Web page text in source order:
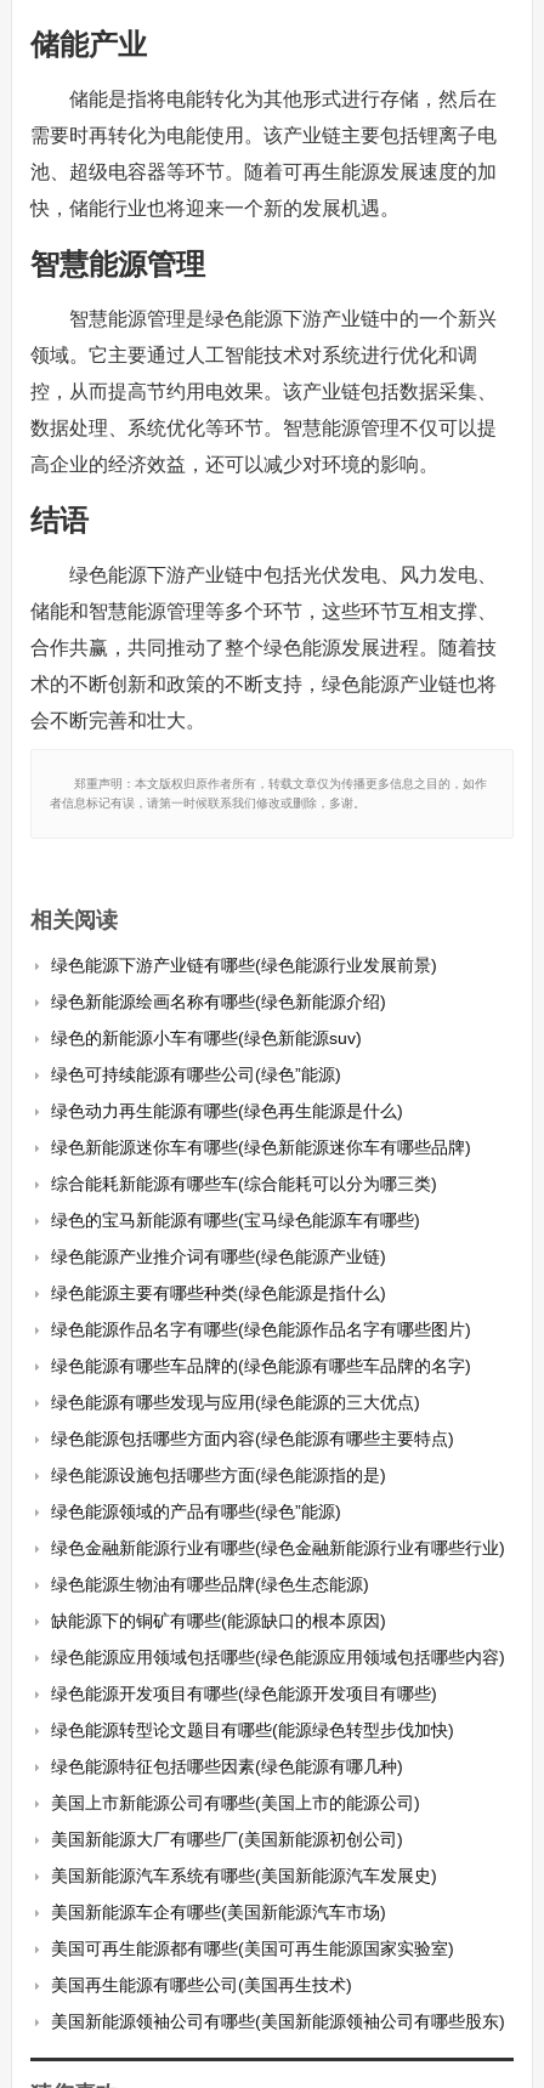
储能产业
储能是指将电能转化为其他形式进行存储，然后在
需要时再转化为电能使用。该产业链主要包括锂离子电
池、超级电容器等环节。随着可再生能源发展速度的加
快，储能行业也将迎来一个新的发展机遇。
智慧能源管理
智慧能源管理是绿色能源下游产业链中的一个新兴
领域。它主要通过人工智能技术对系统进行优化和调
控，从而提高节约用电效果。该产业链包括数据采集、
数据处理、系统优化等环节。智慧能源管理不仅可以提
高企业的经济效益，还可以减少对环境的影响。
结语
绿色能源下游产业链中包括光伏发电、风力发电、
储能和智慧能源管理等多个环节，这些环节互相支撑、
合作共赢，共同推动了整个绿色能源发展进程。随着技
术的不断创新和政策的不断支持，绿色能源产业链也将
会不断完善和壮大。
郑重声明：本文版权归原作者所有，转载文章仅为传播更多信息之目的，如作
者信息标记有误，请第一时候联系我们修改或删除，多谢。
相关阅读
绿色能源下游产业链有哪些(绿色能源行业发展前景)
绿色新能源绘画名称有哪些(绿色新能源介绍)
绿色的新能源小车有哪些(绿色新能源suv)
绿色可持续能源有哪些公司(绿色”能源)
绿色动力再生能源有哪些(绿色再生能源是什么)
绿色新能源迷你车有哪些(绿色新能源迷你车有哪些品牌)
综合能耗新能源有哪些车(综合能耗可以分为哪三类)
绿色的宝马新能源有哪些(宝马绿色能源车有哪些)
绿色能源产业推介词有哪些(绿色能源产业链)
绿色能源主要有哪些种类(绿色能源是指什么)
绿色能源作品名字有哪些(绿色能源作品名字有哪些图片)
绿色能源有哪些车品牌的(绿色能源有哪些车品牌的名字)
绿色能源有哪些发现与应用(绿色能源的三大优点)
绿色能源包括哪些方面内容(绿色能源有哪些主要特点)
绿色能源设施包括哪些方面(绿色能源指的是)
绿色能源领域的产品有哪些(绿色”能源)
绿色金融新能源行业有哪些(绿色金融新能源行业有哪些行业)
绿色能源生物油有哪些品牌(绿色生态能源)
缺能源下的铜矿有哪些(能源缺口的根本原因)
绿色能源应用领域包括哪些(绿色能源应用领域包括哪些内容)
绿色能源开发项目有哪些(绿色能源开发项目有哪些)
绿色能源转型论文题目有哪些(能源绿色转型步伐加快)
绿色能源特征包括哪些因素(绿色能源有哪几种)
美国上市新能源公司有哪些(美国上市的能源公司)
美国新能源大厂有哪些厂(美国新能源初创公司)
美国新能源汽车系统有哪些(美国新能源汽车发展史)
美国新能源车企有哪些(美国新能源汽车市场)
美国可再生能源都有哪些(美国可再生能源国家实验室)
美国再生能源有哪些公司(美国再生技术)
美国新能源领袖公司有哪些(美国新能源领袖公司有哪些股东)